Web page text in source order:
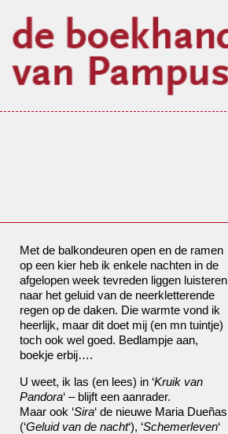
Met de balkondeuren open en de ramen
op een kier heb ik enkele nachten in de
afgelopen week tevreden liggen luisteren
naar het geluid van de neerkletterende
regen op de daken. Die warmte vond ik
heerlijk, maar dit doet mij (en mn tuintje)
toch ook wel goed. Bedlampje aan,
boekje erbij….
U weet, ik las (en lees) in ‘Kruik van
Pandora‘ – blijft een aanrader.
Maar ook ‘Sira‘ de nieuwe Maria Dueñas
(‘Geluid van de nacht‘), ‘Schemerleven‘